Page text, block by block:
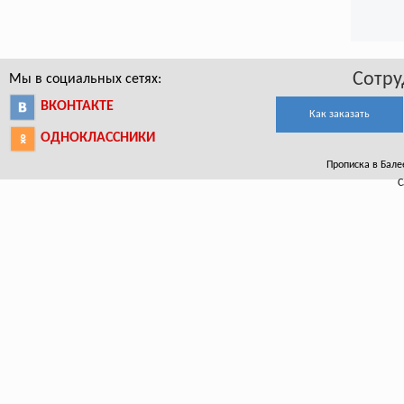
Мы в социальных сетях:
ВКОНТАКТЕ
ОДНОКЛАССНИКИ
Как заказать
Прописка в